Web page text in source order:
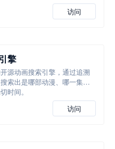
访问
擎
源动画搜索引擎，通过追溯
索出是哪部动漫、哪一集以
时间。
访问